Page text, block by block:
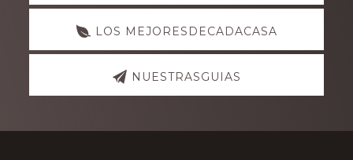
LOS MEJORESDECADACASA
NUESTRASGUIAS